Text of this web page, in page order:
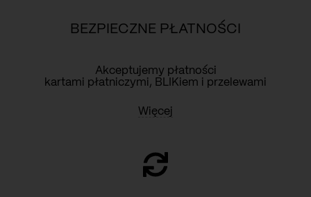
BEZPIECZNE PŁATNOŚCI
Akceptujemy płatności
kartami płatniczymi, BLIKiem i przelewami
Więcej